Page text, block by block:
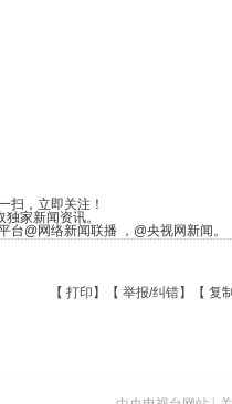
扫，立即关注！
家新闻资讯。
台@网络新闻联播 ，@央视网新闻。
【 打印 】【 举报/纠错】【 复